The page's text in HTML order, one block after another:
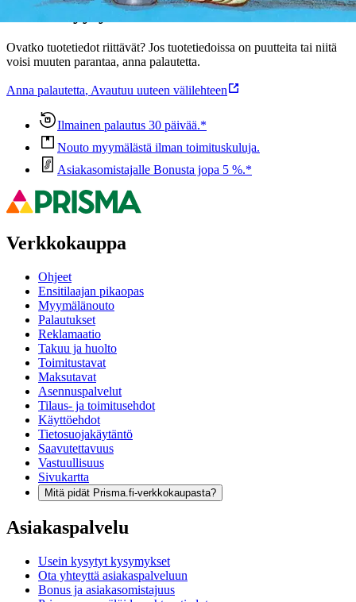
Oletko tyytyväinen tuotetietoihin?
Ovatko tuotetiedot riittävät? Jos tuotetiedoissa on puutteita tai niitä
voisi muuten parantaa, anna palautetta.
Anna palautetta, Avautuu uuteen välilehteen
Ilmainen palautus 30 päivää.*
Nouto myymälästä ilman toimituskuluja.
Asiakasomistajalle Bonusta jopa 5 %.*
Verkkokauppa
Ohjeet
Ensitilaajan pikaopas
Myymälänouto
Palautukset
Reklamaatio
Takuu ja huolto
Toimitustavat
Maksutavat
Asennuspalvelut
Tilaus- ja toimitusehdot
Käyttöehdot
Tietosuojakäytäntö
Saavutettavuus
Vastuullisuus
Sivukartta
Mitä pidät Prisma.fi-verkkokaupasta?
Asiakaspalvelu
Usein kysytyt kysymykset
Ota yhteyttä asiakaspalveluun
Bonus ja asiakasomistajuus